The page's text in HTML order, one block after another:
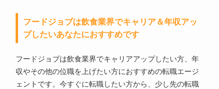
フードジョブは飲食業界でキャリア＆年収アッ
プしたいあなたにおすすめです
フードジョブは飲食業界でキャリアアップしたい方、年
収やその他の位職を上げたい方におすすめの転職エージ
ェントです。今すぐに転職したい方から、少し先の転職